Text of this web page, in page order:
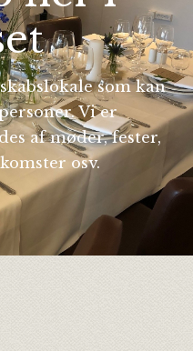
som kan
Vi er
af møder, fester,
osv.